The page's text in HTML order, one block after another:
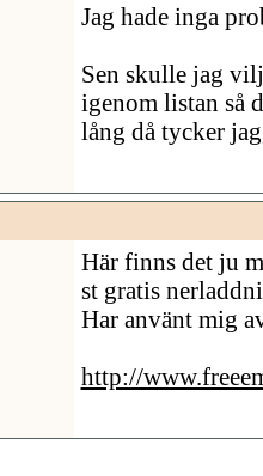
Jag hade inga
Sen skulle jag
igenom listan så
lång då tycker
Här finns det ju
st gratis
Har använt mig
http://